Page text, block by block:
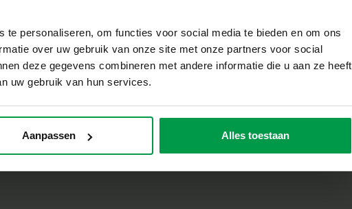
te personaliseren, om functies voor social media te bieden en om ons
over uw gebruik van onze site met onze partners voor social
deze gegevens combineren met andere informatie die u aan ze heeft
uw gebruik van hun services.
Aanpassen Alles toestaan
Nieuws
het laatste nieuws omtrent SES Creative